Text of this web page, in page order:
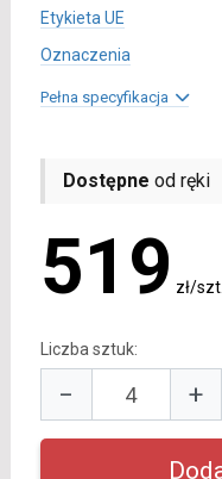
Etykieta UE
Oznaczenia
Pełna specyfikacja
Dostępne od ręki
519 zł/szt.
Liczba sztuk:
− +